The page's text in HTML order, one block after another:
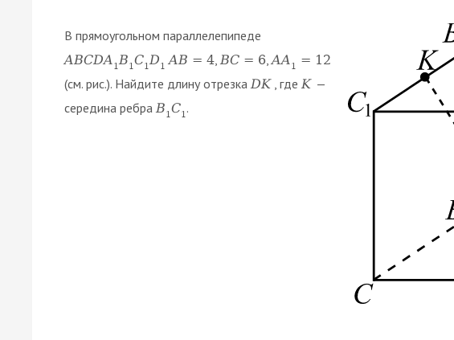
В прямоугольном параллелепипеде
ABCDA 1 B1 C1 D1 AB = 4 BC = 6 ,AA 1 = 12
(см. рис.). Найдите длину отрезка DK , где K —
середина ребра B1 C1 .